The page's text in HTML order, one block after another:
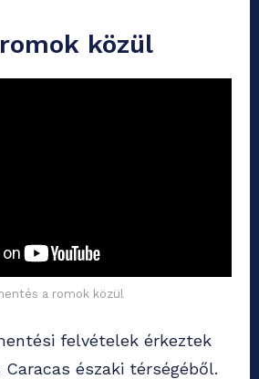
közül
a romok közül
felvételek érkeztek
Caracas északi térségéből.